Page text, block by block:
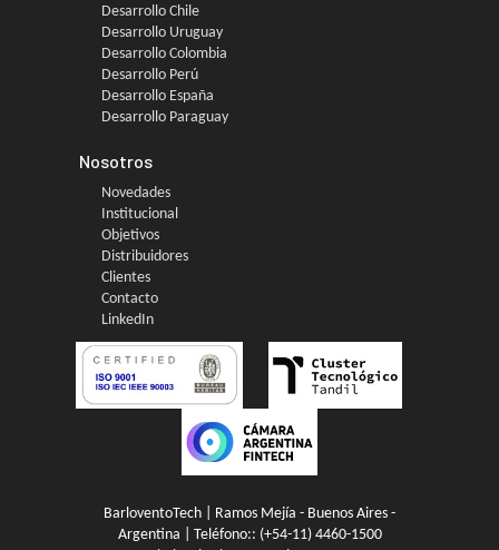
Desarrollo Chile
Desarrollo Uruguay
Desarrollo Colombia
Desarrollo Perú
Desarrollo España
Desarrollo Paraguay
Nosotros
Novedades
Institucional
Objetivos
Distribuidores
Clientes
Contacto
LinkedIn
BarloventoTech | Ramos Mejía - Buenos Aires -
Argentina | Teléfono:: (+54-11) 4460-1500